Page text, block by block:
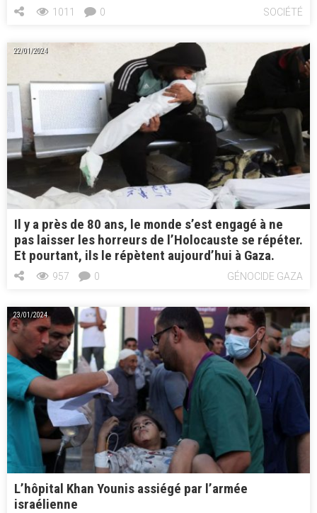
SOCIÉTÉ
1011 0
22/01/2024
Il y a près de 80 ans, le monde s’est engagé à ne
pas laisser les horreurs de l’Holocauste se répéter.
Et pourtant, ils le répètent aujourd’hui à Gaza.
GÉNOCIDE GAZA
957 0
23/01/2024
L’hôpital Khan Younis assiégé par l’armée
israélienne